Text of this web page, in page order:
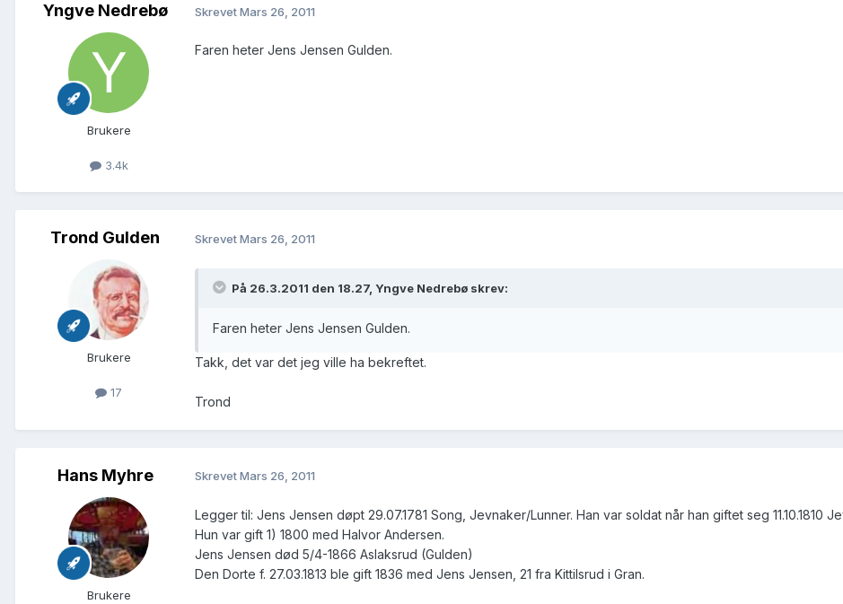
Yngve Nedrebø
Brukere
3.4k
SkrevetMars 26, 2011
Faren heter Jens Jensen Gulden.
Trond Gulden
Brukere
17
SkrevetMars 26, 2011
På 26.3.2011 den 18.27, Yngve Nedrebø skrev:
Faren heter Jens Jensen Gulden.
Takk, det var det jeg ville ha bekreftet.
Trond
Hans Myhre
Brukere
SkrevetMars 26, 2011
Legger til: Jens Jensen døpt 29.07.1781 Song, Jevnaker/Lunner. Han var soldat når han giftet seg 11.10.1810
Hun var gift 1) 1800 med Halvor Andersen.
Jens Jensen død 5/4-1866 Aslaksrud (Gulden)
Den Dorte f. 27.03.1813 ble gift 1836 med Jens Jensen, 21 fra Kittilsrud i Gran.